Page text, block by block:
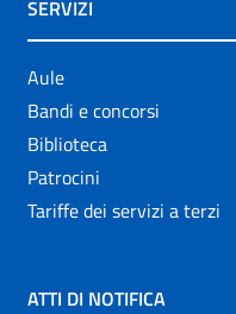
SERVIZI
Aule
Bandi e concorsi
Biblioteca
Patrocini
Tariffe dei servizi a terzi
ATTI DI NOTIFICA